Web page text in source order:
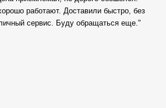
работают. Доставили быстро, без
сервис. Буду обращаться еще."